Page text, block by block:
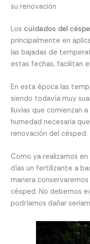
su renovación
Los cuidados del
principalmente en
las bajadas de
estas fechas, facilitan
En esta época las
siendo todavía muy
lluvias que comienzan
humedad necesaria
renovación del césped.
Como ya realizamos
días un fertilizante a
manera
césped. No debemos
podríamos dañar